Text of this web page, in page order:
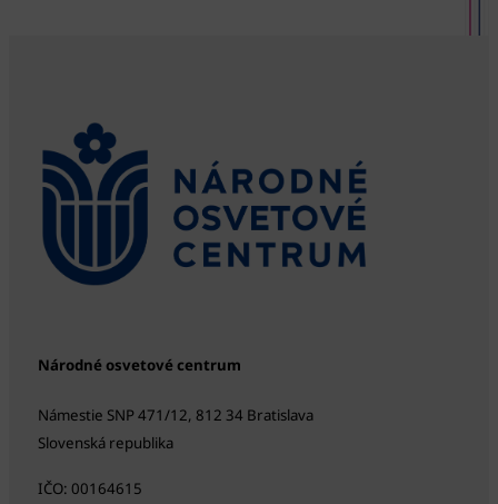
Národné osvetové centrum
Námestie SNP 471/12, 812 34 Bratislava
Slovenská republika
IČO: 00164615